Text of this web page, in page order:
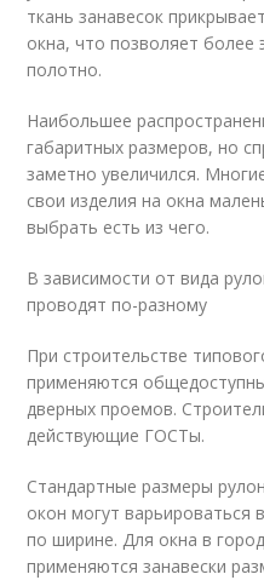
ткань занавесок
окна, что позволяет более
полотно.
Наибольшее
габаритных размеров, но
заметно увеличился.
свои изделия на окна
выбрать есть из чего.
В зависимости от вида
проводят по-разному
При строительстве
применяются
дверных проемов.
действующие ГОСТы.
Стандартные размеры
окон могут варьироваться
по ширине. Для окна в
применяются занавески